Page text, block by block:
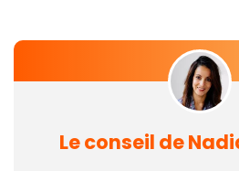
Le conseil de